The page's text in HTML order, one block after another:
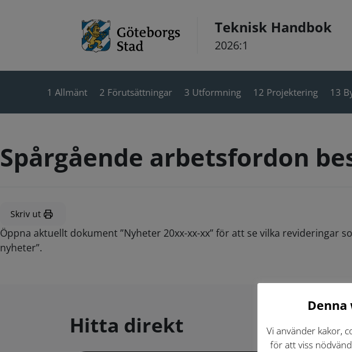
Teknisk Handbok
2026:1
1 Allmänt 2 Förutsättningar 3 Utformning 12 Projektering 13
Spårgående arbetsfordon
Skriv ut
Öppna aktuellt dokument ”Nyheter 20xx-xx-xx” för att se vilka
nyheter”.
Hitta direkt
Vi använder kakor,
för att viss